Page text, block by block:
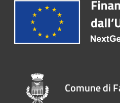
Comune di